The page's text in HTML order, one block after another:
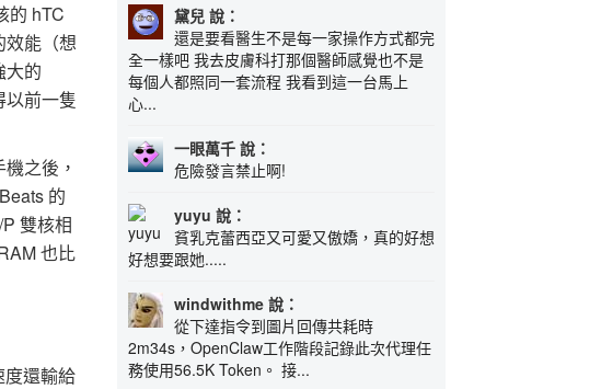
的 hTC
能（想
大的
前一隻
之後，
的
雙核相
也比
還輸給
黛兒 說：
還是要看醫生不是每一家操作方式都完
全一樣吧 我去皮膚科打那個醫師感覺也不是
每個人都照同一套流程 我看到這一台馬上
心...
一眼萬千 說：
危險發言禁止啊!
yuyu 說：
貧乳克蕾西亞又可愛又傲嬌，真的好想
好想要跟她.....
windwithme 說：
從下達指令到圖片回傳共耗時
2m34s，OpenClaw工作階段記錄此次代理任
務使用56.5K Token。 接...